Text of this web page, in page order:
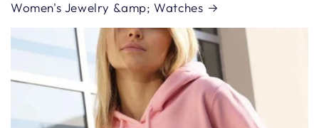
Women's Jewelry &amp; Watches